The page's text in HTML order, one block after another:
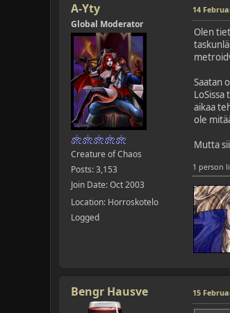
A-Yty
Global Moderator
Creature of Chaos
Posts: 3,153
Join Date: Oct 2003
Location: Horroskotelo
Logged
14
Olen
Saatan
aikaa
ole
Mutta
1 person
Bengr Hausve 15